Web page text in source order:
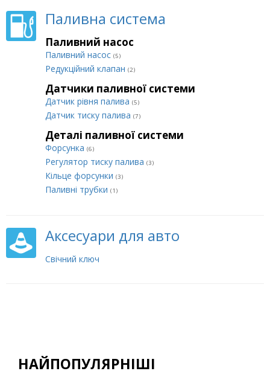
Паливна система
Паливний насос
Паливний насос (5)
Редукційний клапан (2)
Датчики паливної системи
Датчик рівня палива (5)
Датчик тиску палива (7)
Деталі паливної системи
Форсунка (6)
Регулятор тиску палива (3)
Кільце форсунки (3)
Паливні трубки (1)
Аксесуари для авто
Свічний ключ
НАЙПОПУЛЯРНІШІ